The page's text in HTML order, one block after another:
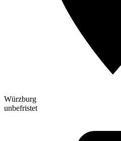
Würzburg
unbefristet